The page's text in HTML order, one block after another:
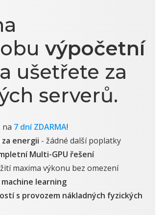
výpočetní
a ušetřete za
serverů.
na 7 dní ZDARMA!
energii - žádné další poplatky
Multi-GPU řešení
maxima výkonu bez omezení
machine learning
s provozem nákladných fyzických